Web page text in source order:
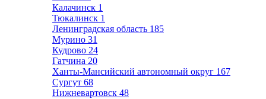
Калачинск 1
Тюкалинск 1
Ленинградская область 185
Мурино 31
Кудрово 24
Гатчина 20
Ханты-Мансийский автономный округ 167
Сургут 68
Нижневартовск 48